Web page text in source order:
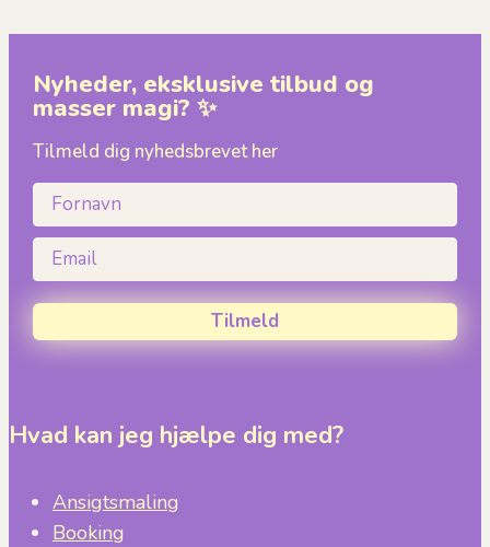
Nyheder, eksklusive tilbud og
masser magi? ✨
Tilmeld dig nyhedsbrevet her
Fornavn
Email
Tilmeld
Hvad kan jeg hjælpe dig med?
Ansigtsmaling
Booking